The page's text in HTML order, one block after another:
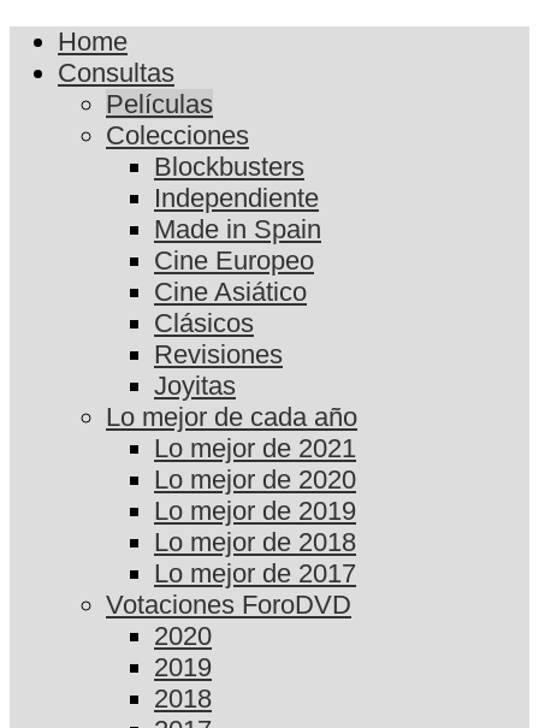
Home
Consultas
Películas
Colecciones
Blockbusters
Independiente
Made in Spain
Cine Europeo
Cine Asiático
Clásicos
Revisiones
Joyitas
Lo mejor de cada año
Lo mejor de 2021
Lo mejor de 2020
Lo mejor de 2019
Lo mejor de 2018
Lo mejor de 2017
Votaciones ForoDVD
2020
2019
2018